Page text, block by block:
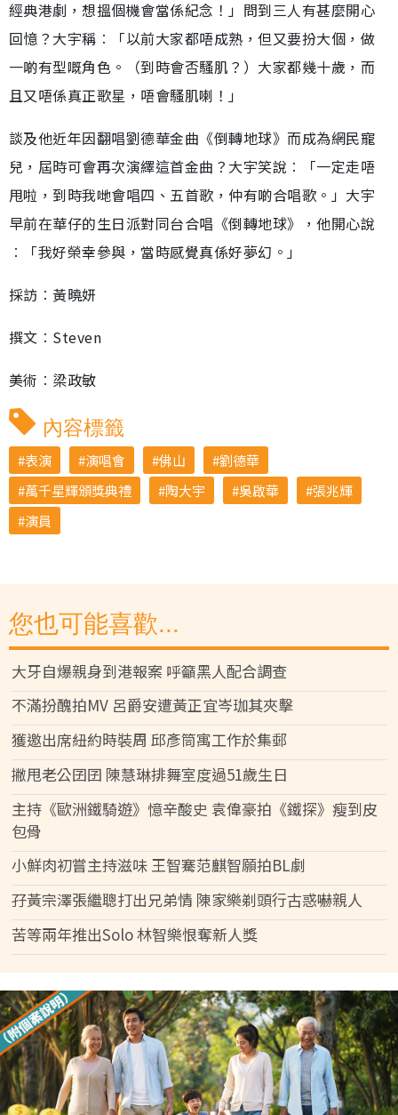
經典港劇，想搵個機會當係紀念！」問到三人有甚麼開心
回憶？大宇稱︰「以前大家都唔成熟，但又要扮大個，做
一啲有型嘅角色。（到時會否騷肌？）大家都幾十歲，而
且又唔係真正歌星，唔會騷肌喇！」
談及他近年因翻唱劉德華金曲《倒轉地球》而成為網民寵
兒，屆時可會再次演繹這首金曲？大宇笑說︰「一定走唔
甩啦，到時我哋會唱四、五首歌，仲有啲合唱歌。」大宇
早前在華仔的生日派對同台合唱《倒轉地球》，他開心說
︰「我好榮幸參與，當時感覺真係好夢幻。」
採訪︰黃曉妍
撰文︰Steven
美術︰梁政敏
內容標籤
表演 演唱會 佛山
劉德華
萬千星輝頒獎典禮
陶大宇 吳啟華
張兆輝
演員
您也可能喜歡...
大牙自爆親身到港報案 呼籲黑人配合調查
不滿扮醜拍MV 呂爵安遭黃正宜岑珈其夾擊
獲邀出席紐約時裝周 邱彥筒寓工作於集郵
撇甩老公囝囝 陳慧琳排舞室度過51歲生日
主持《歐洲鐵騎遊》憶辛酸史 袁偉豪拍《鐵探》瘦到皮
包骨
小鮮肉初嘗主持滋味 王智騫范麒智願拍BL劇
孖黃宗澤張繼聰打出兄弟情 陳家樂剃頭行古惑嚇親人
苦等兩年推出Solo 林智樂恨奪新人獎